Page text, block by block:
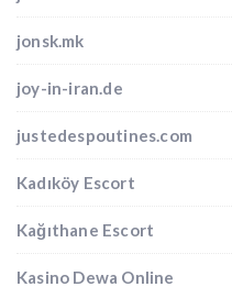
jonsk.mk
joy-in-iran.de
justedespoutines.com
Kadıköy Escort
Kağıthane Escort
Kasino Dewa Online